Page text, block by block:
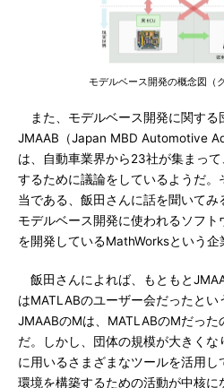
モデルベース開発の概念図（
また、モデルベース開発に関する
JMAAB（Japan MBD Automotive
は、自動車業界から23社が集まっ
するために議論をしているようだ。
当である、飯田さんに話を聞いてみ
モデルベース開発に使われるソフト
を開発しているMathWorksという企
飯田さんによれば、もともと
はMATLABのユーザー会だったとい
JMAABのMは、MATLABのMだった
だ。しかし、団体の規模が大きく
に用いるさまざまなツールを活用
環境を構築するための活動が中核に